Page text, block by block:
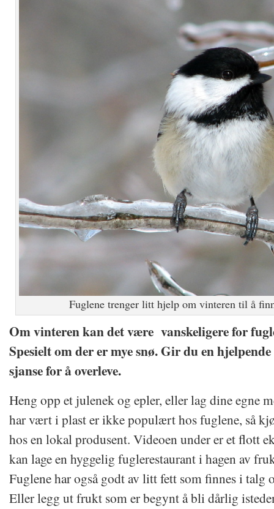
Fuglene trenger litt hjelp om vinteren til å
Om vinteren kan det være vanskeligere for
Spesielt om der er mye snø. Gir du en
sjanse for å overleve.
Heng opp et julenek og epler, eller lag dine egne
har vært i plast er ikke populært hos fuglene, så
hos en lokal produsent. Videoen under er et flott
kan lage en hyggelig fuglerestaurant i hagen av
Fuglene har også godt av litt fett som finnes i talg
Eller legg ut frukt som er begynt å bli dårlig